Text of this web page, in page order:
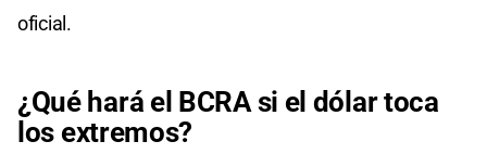
oficial.
¿Qué hará el BCRA si el dólar toca
los extremos?